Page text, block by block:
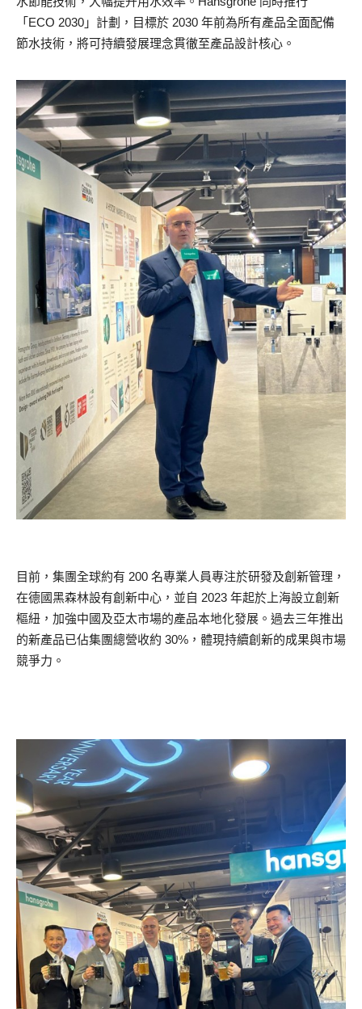
「ECO 2030」計劃，目標於 2030 年前為所有產品全面配備
節水技術，將可持續發展理念貫徹至產品設計核心。
目前，集團全球約有 200 名專業人員專注於研發及創新管理，
在德國黑森林設有創新中心，並自 2023 年起於上海設立創新
樞紐，加強中國及亞太市場的產品本地化發展。過去三年推出
的新產品已佔集團總營收約 30%，體現持續創新的成果與市場
競爭力。